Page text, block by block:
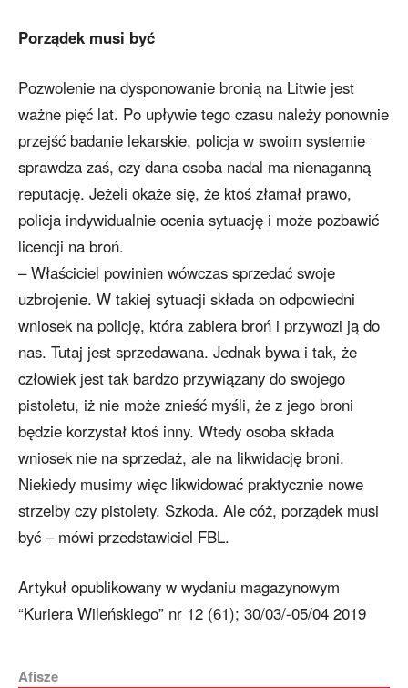
Porządek musi być
Pozwolenie na dysponowanie bronią na Litwie jest
ważne pięć lat. Po upływie tego czasu należy ponownie
przejść badanie lekarskie, policja w swoim systemie
sprawdza zaś, czy dana osoba nadal ma nienaganną
reputację. Jeżeli okaże się, że ktoś złamał prawo,
policja indywidualnie ocenia sytuację i może pozbawić
licencji na broń.
– Właściciel powinien wówczas sprzedać swoje
uzbrojenie. W takiej sytuacji składa on odpowiedni
wniosek na policję, która zabiera broń i przywozi ją do
nas. Tutaj jest sprzedawana. Jednak bywa i tak, że
człowiek jest tak bardzo przywiązany do swojego
pistoletu, iż nie może znieść myśli, że z jego broni
będzie korzystał ktoś inny. Wtedy osoba składa
wniosek nie na sprzedaż, ale na likwidację broni.
Niekiedy musimy więc likwidować praktycznie nowe
strzelby czy pistolety. Szkoda. Ale cóż, porządek musi
być – mówi przedstawiciel FBL.
Artykuł opublikowany w wydaniu magazynowym
“Kuriera Wileńskiego” nr 12 (61); 30/03/-05/04 2019
Afisze